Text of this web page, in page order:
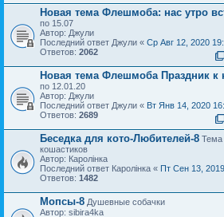
Новая тема Флешмоба: нас утро
по 15.07
Автор: Джули
Последний ответ Джули « Ср Авг 12, 2020
Ответов: 2062
Новая тема Флешмоба Праздник к
по 12.01.20
Автор: Джули
Последний ответ Джули « Вт Янв 14, 2020
Ответов: 2689
Беседка для кото-Любителей-8 Тема
кошастиков
Автор: Каролiнка
Последний ответ Каролiнка « Пт Сен 13,
Ответов: 1482
Мопсы-8 Душевные собачки
Автор: sibira4ka